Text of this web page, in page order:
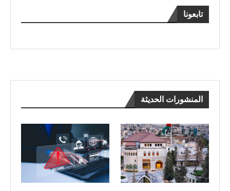
تابعونا
المنشورات الحديثة